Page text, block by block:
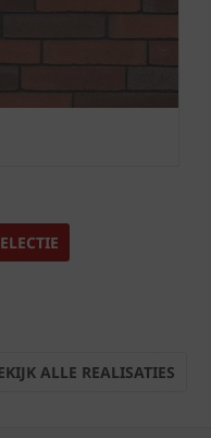
ALLE REALISATIES